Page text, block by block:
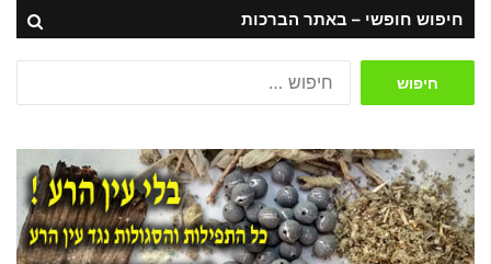
חיפוש חופשי – באתר הברכות